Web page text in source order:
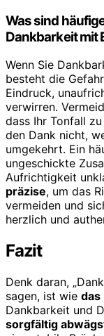
Was sind
Dankbarkeit mit
Wenn Sie
besteht die
Eindruck,
verwirren.
dass Ihr Tonfall
den Dank nicht,
umgekehrt. Ein
ungeschickte
Aufrichtigkeit
präzise, um das
vermeiden und
herzlich und
Fazit
Denk daran,
sagen, ist wie das
Dankbarkeit und
sorgfältig